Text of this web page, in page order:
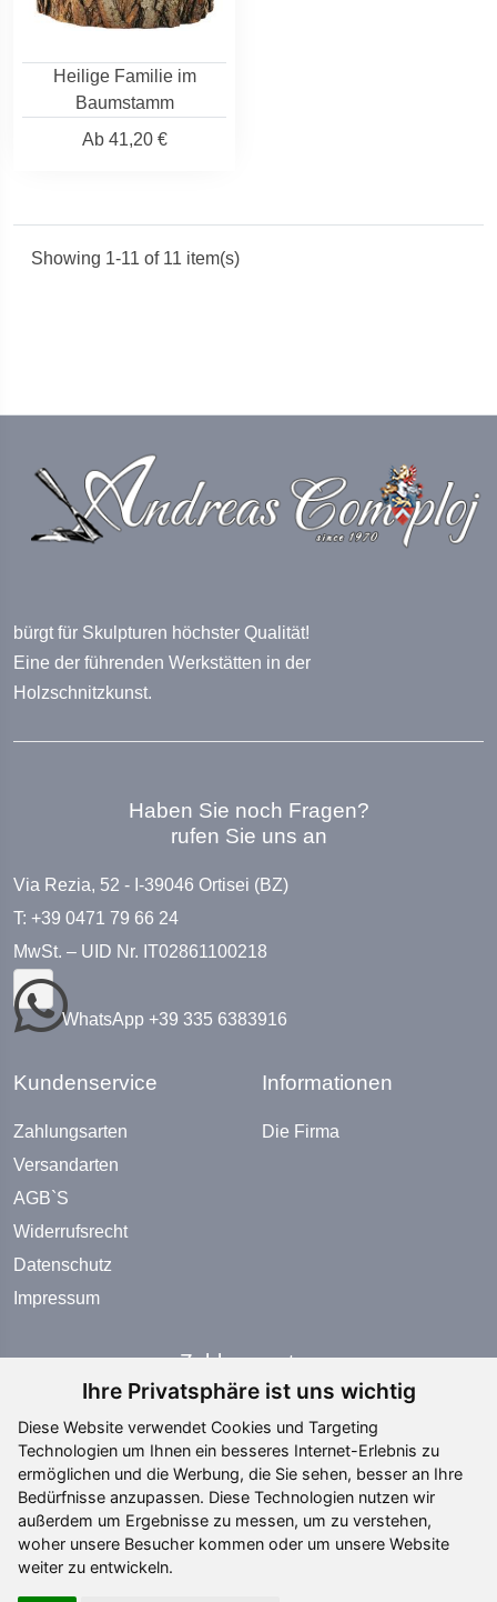
Ihre Privatsphäre ist uns wichtig
Diese Website verwendet Cookies und Targeting
Technologien um Ihnen ein besseres Internet-Erlebnis zu
ermöglichen und die Werbung, die Sie sehen, besser an Ihre
Bedürfnisse anzupassen. Diese Technologien nutzen wir
außerdem um Ergebnisse zu messen, um zu verstehen,
woher unsere Besucher kommen oder um unsere Website
weiter zu entwickeln.
Heilige Familie im
Baumstamm
Ab41,20 €
Showing 1-11 of 11 item(s)
bürgt für Skulpturen höchster Qualität!
Eine der führenden Werkstätten in der
Holzschnitzkunst.
Haben Sie noch Fragen?
rufen Sie uns an
Via Rezia, 52 - I-39046 Ortisei (BZ)
T: +39 0471 79 66 24
MwSt. – UID Nr. IT02861100218
WhatsApp +39 335 6383916
Kundenservice
Zahlungsarten
Versandarten
AGB`S
Widerrufsrecht
Datenschutz
Impressum
Informationen
Die Firma
Zahlungsarten
Social Media